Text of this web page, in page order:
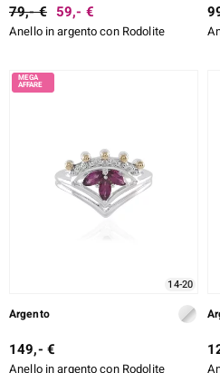
79,- € 59,- €
Anello in argento con Rodolite
14-20
Argento
149,- €
Anello in argento con Rodolite